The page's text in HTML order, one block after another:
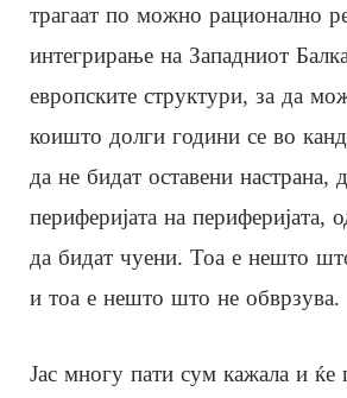
трагаат по можно рационално
интегрирање на Западниот
европските структури, за да
коишто долги години се во
да не бидат оставени настрана,
периферијата на периферијата,
да бидат чуени. Тоа е нешто
и тоа е нешто што не обврзува.
Јас многу пати сум кажала и ќе